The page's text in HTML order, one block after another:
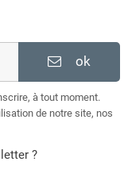
ok
à tout moment.
de notre site, nos
?